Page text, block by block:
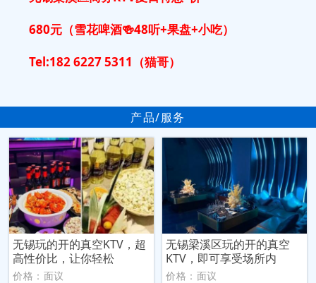
680元（雪花啤酒🍻48听+果盘+小吃）
Tel:182 6227 5311（猫哥）
产品/服务
无锡玩的开的真空KTV，超
高性价比，让你轻松
价格：面议
无锡梁溪区玩的开的真空
KTV，即可享受场所内
价格：面议